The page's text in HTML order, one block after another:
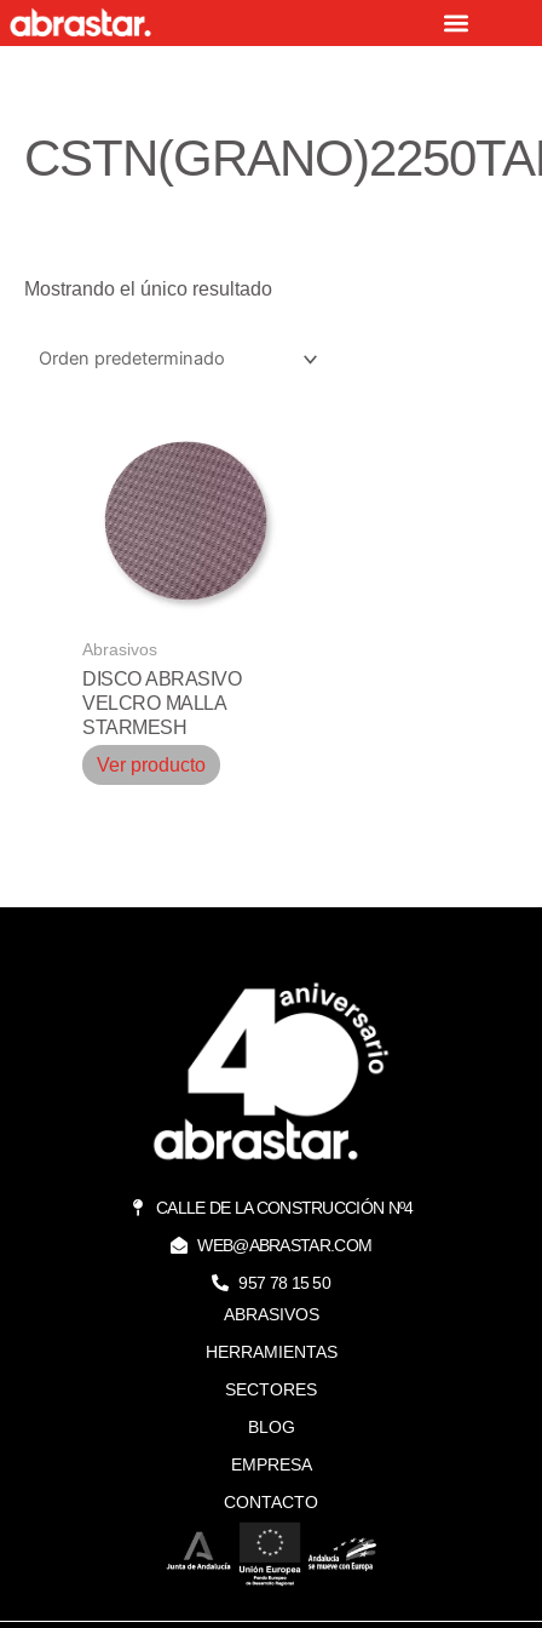
al
Mostrando el único resultado
Abrasivos
DISCO ABRASIVO
VELCRO MALLA
STARMESH
Ver producto
ABRASIVOS
HERRAMIENTAS
SECTORES
BLOG
EMPRESA
CONTACTO
CALLE DE LA CONSTRUCCIÓN Nº4
WEB@ABRASTAR.COM
957 78 15 50